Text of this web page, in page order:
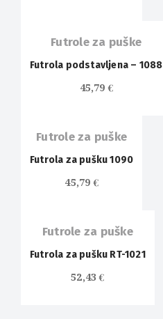
Futrole za puške
Futrola podstavljena – 1088
45,79€
Futrole za puške
Futrola za pušku 1090
45,79€
Futrole za puške
Futrola za pušku RT-1021
52,43€